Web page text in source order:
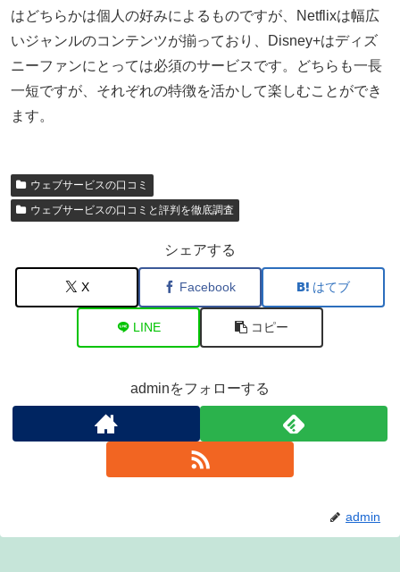
はどちらかは個人の好みによるものですが、Netflixは幅広
いジャンルのコンテンツが揃っており、Disney+はディズ
ニーファンにとっては必須のサービスです。どちらも一長
一短ですが、それぞれの特徴を活かして楽しむことができ
ます。
ウェブサービスの口コミ
ウェブサービスの口コミと評判を徹底調査
シェアする
X Facebook はてブ
LINE コピー
adminをフォローする
admin